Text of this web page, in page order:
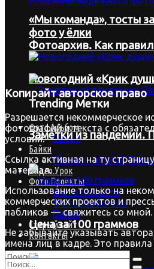
«Мы команда», тосты
фото у ёлки
Новогодний «Крик
Trending Метки
Фото.Альбом
Спорт
Байки
Лениво читать?
Видео.Урок
Фото.Проекты
Фото.Новости
Фото.Любитель
Байки
Старый сайт
Контакты
Фотоархив. Как
Заметки из пандемии.
Цена за 100 граммов
Копирайтавторское право
Разрешается некоммерческое
фотографий и текста с
условий:
Ссылка активная на ту
материал.
Использование только на
коммерческих проектов и
пабликов — свяжитесь со мной.
Не забывайте указывать
имена лиц в кадре. Это